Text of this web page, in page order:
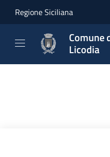
Regione Siciliana
Comune
Licodia